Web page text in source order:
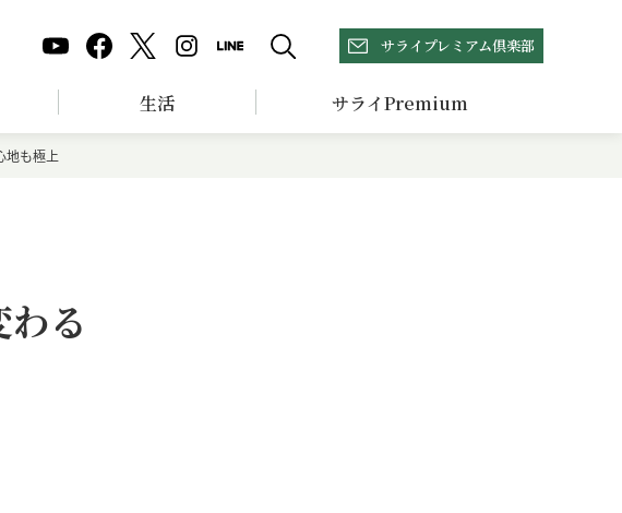
サライプレミアム倶楽部
生活 サライPremium
地も極上
る